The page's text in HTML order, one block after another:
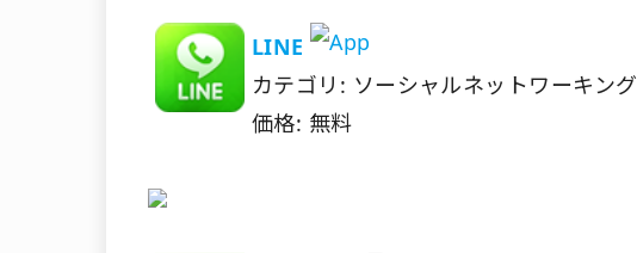
LINE
カテゴリ: ソーシャルネットワーキング
価格: 無料